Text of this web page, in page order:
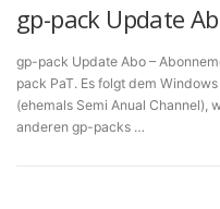
gp-pack Update
gp-pack Update Abo –
pack PaT. Es folgt dem
(ehemals Semi Anual Channel),
anderen gp-packs …